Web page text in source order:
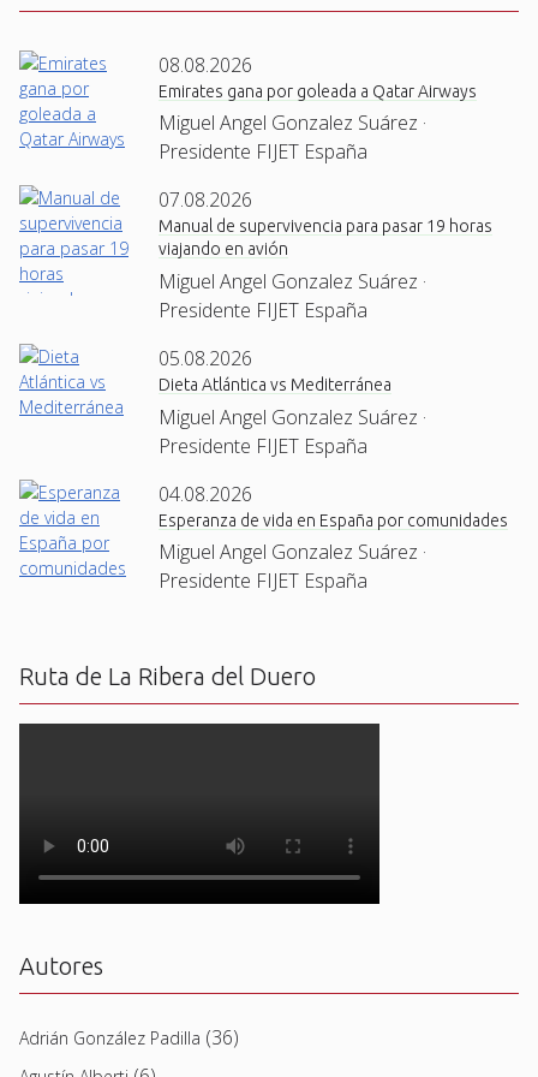
08.08.2026
Emirates gana por goleada a Qatar Airways
Miguel Angel Gonzalez Suárez ·
Presidente FIJET España
07.08.2026
Manual de supervivencia para pasar 19 horas
viajando en avión
Miguel Angel Gonzalez Suárez ·
Presidente FIJET España
05.08.2026
Dieta Atlántica vs Mediterránea
Miguel Angel Gonzalez Suárez ·
Presidente FIJET España
04.08.2026
Esperanza de vida en España por comunidades
Miguel Angel Gonzalez Suárez ·
Presidente FIJET España
Ruta de La Ribera del Duero
Autores
Adrián González Padilla (36)